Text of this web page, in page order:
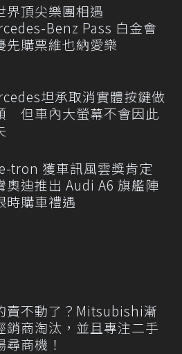
界頂尖樂團相遇
Benz Pass 白金會
先購票維也納愛樂
坦承取消實體按鍵做
但車內大螢幕不會因此
tron 獲車訊風雲獎肯定
奧迪推出 Audi A6 旗艦陣
時購車禮遇
賣不動了？Mitsubishi漸
銷商淘汰，並且專注二手
尋商機！